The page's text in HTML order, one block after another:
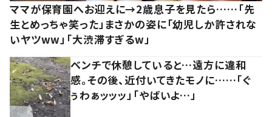
ママが保育園へお迎えに→2歳息子を見たら……「先
生とめっちゃ笑った」まさかの姿に「幼児しか許されな
いヤツww」「大渋滞すぎるw」
ベンチで休憩していると…遠方に違和
感。その後、近付いてきたモノに……「ぐ
ぅわぁッッッ」「やばいよ…」